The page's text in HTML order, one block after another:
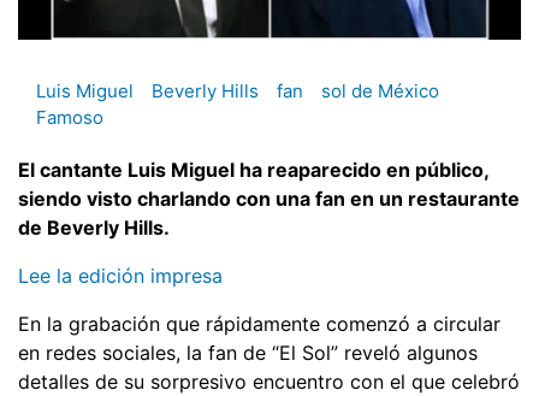
Luis Miguel Beverly Hills fan
sol de México
Famoso
El cantante Luis Miguel ha reaparecido en público,
siendo visto charlando con una fan en un restaurante
de Beverly Hills.
Lee la edición impresa
En la grabación que rápidamente comenzó a circular
en redes sociales, la fan de “El Sol” reveló algunos
detalles de su sorpresivo encuentro con el que celebró